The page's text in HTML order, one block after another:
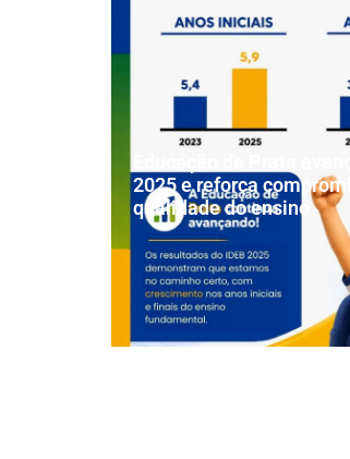
Educação de Prata
2025 e reforça
qualidade do ensino